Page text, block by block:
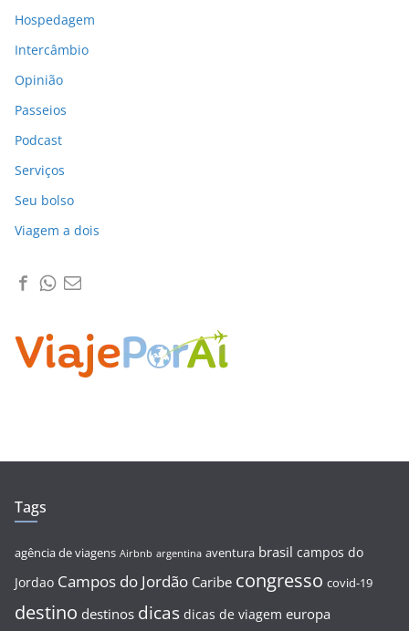
Hospedagem
Intercâmbio
Opinião
Passeios
Podcast
Serviços
Seu bolso
Viagem a dois
Tags
agência de viagens Airbnb argentina aventura brasil campos do
Jordao Campos do Jordão Caribe congresso covid-19
destino destinos dicas dicas de viagem europa